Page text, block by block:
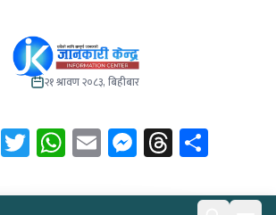
२१ श्रावण २०८३, बिहीबार
Facebook
Twitter
WhatsApp
EmailMessenger
Threads